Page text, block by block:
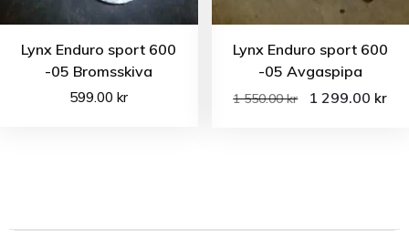
Lynx Enduro sport 600
-05 Bromsskiva
599.00kr
Lynx Enduro sport 600
-05 Avgaspipa
1 550.00kr 1 299.00 kr